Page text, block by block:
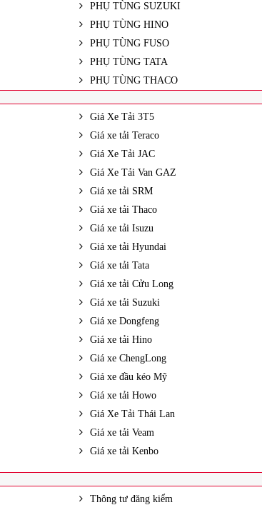
PHỤ TÙNG SUZUKI
PHỤ TÙNG HINO
PHỤ TÙNG FUSO
PHỤ TÙNG TATA
PHỤ TÙNG THACO
Giá Xe Tải 3T5
Giá xe tải Teraco
Giá Xe Tải JAC
Giá Xe Tải Van GAZ
Giá xe tải SRM
Giá xe tải Thaco
Giá xe tải Isuzu
Giá xe tải Hyundai
Giá xe tải Tata
Giá xe tải Cửu Long
Giá xe tải Suzuki
Giá xe Dongfeng
Giá xe tải Hino
Giá xe ChengLong
Giá xe đầu kéo Mỹ
Giá xe tải Howo
Giá Xe Tải Thái Lan
Giá xe tải Veam
Giá xe tải Kenbo
Thông tư đăng kiểm